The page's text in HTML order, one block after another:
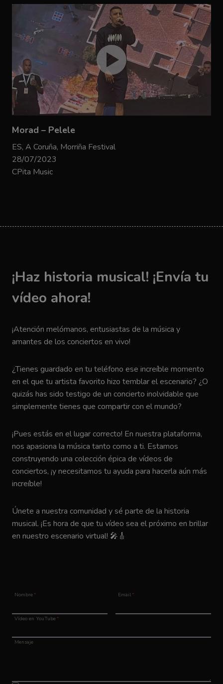
Morad – Pelele
ES, A Coruña, Morriña Festival
28/07/2023
CPita Music
¡Haz historia musical! ¡Envía tu
vídeo ahora!
¡Atención melómanos, entusiastas de la música y
amantes de los conciertos en vivo!
¿Tienes guardado en tu teléfono ese increíble momento
en el que tu artista favorito hizo temblar el escenario? ¿O
quizás has sido testigo de un concierto inolvidable que
simplemente tienes que compartir con el mundo?
¡Pues estás en el lugar correcto! En nuestra plataforma,
nos apasiona la música tanto como a ti. Estamos
construyendo una colección épica de vídeos de
conciertos, ¡y necesitamos tu ayuda para hacerla aún más
increíble!
Únete a nuestra comunidad y sé parte de la historia
musical. ¡Es hora de que tu vídeo sea el próximo en brillar
en nuestro escenario virtual! 🎤🎸
Nombre* Email*
Vídeo en YouTube*
Mensaje